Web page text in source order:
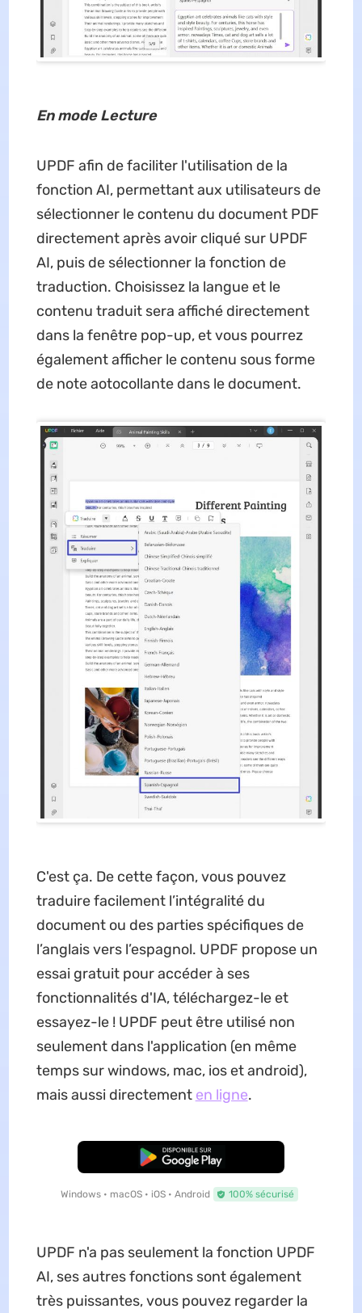
En mode Lecture
UPDF afin de faciliter l'utilisation de la
fonction AI, permettant aux utilisateurs de
sélectionner le contenu du document PDF
directement après avoir cliqué sur UPDF
AI, puis de sélectionner la fonction de
traduction. Choisissez la langue et le
contenu traduit sera affiché directement
dans la fenêtre pop-up, et vous pourrez
également afficher le contenu sous forme
de note aotocollante dans le document.
C'est ça. De cette façon, vous pouvez
traduire facilement l’intégralité du
document ou des parties spécifiques de
l’anglais vers l’espagnol. UPDF propose un
essai gratuit pour accéder à ses
fonctionnalités d'IA, téléchargez-le et
essayez-le ! UPDF peut être utilisé non
seulement dans l'application (en même
temps sur windows, mac, ios et android),
mais aussi directement en ligne.
TÉLÉCHARGER
Windows • macOS • iOS • Android 100% sécurisé
UPDF n'a pas seulement la fonction UPDF
AI, ses autres fonctions sont également
très puissantes, vous pouvez regarder la